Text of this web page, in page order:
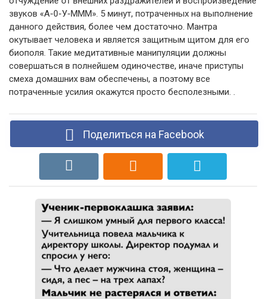
звуков «А-0-У-МММ». 5 минут, потраченных на выполнение
данного действия, более чем достаточно. Мантра
окутывает человека и является защитным щитом для его
биополя. Такие медитативные манипуляции должны
совершаться в полнейшем одиночестве, иначе приступы
смеха домашних вам обеспечены, а поэтому все
потраченные усилия окажутся просто бесполезными. .
Поделиться на Facebook